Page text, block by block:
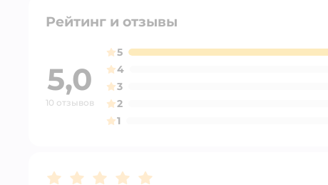
Рейтинг и отзывы
5,0
10 отзывов
5
4
3
2
1
Рейтинг:5